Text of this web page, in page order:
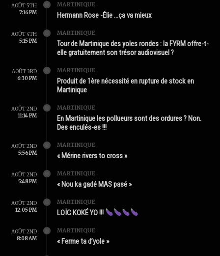
AOÛT 5TH
7:16 PM
MARTINIQUE
Hermann Rose -Élie …ça va mieux
AOÛT 4TH
5:15 PM
MARTINIQUE
Tour de Martinique des yoles rondes : la FYRM offre-t-
elle gratuitement son trésor audiovisuel ?
AOÛT 3RD
6:30 PM
MARTINIQUE
Produit de 1ère nécessité en rupture de stock en
Martinique
AOÛT 2ND
11:14 PM
MARTINIQUE
En Martinique les pollueurs sont des ordures ? Non.
Des enculés-es !!!
AOÛT 2ND
5:56 PM
MARTINIQUE
« Mérine rivers to cross »
AOÛT 2ND
5:48 PM
MARTINIQUE
« Nou ka gadé MAS pasé »
AOÛT 2ND
12:05 PM
MARTINIQUE
LOÏC KOKÉ YO !!!
AOÛT 2ND
8:08 AM
MARTINIQUE
« Ferme ta d’yole »